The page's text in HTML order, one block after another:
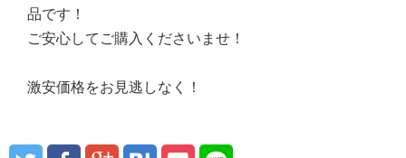
品です！
ご安心してご購入くださいませ！
激安価格をお見逃しなく！